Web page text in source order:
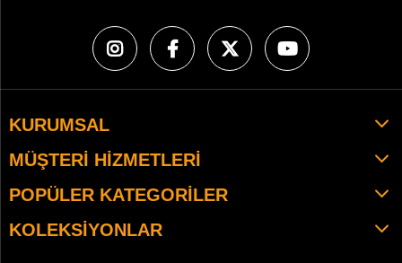
KURUMSAL
MÜŞTERI HIZMETLERI
POPÜLER KATEGORILER
KOLEKSIYONLAR